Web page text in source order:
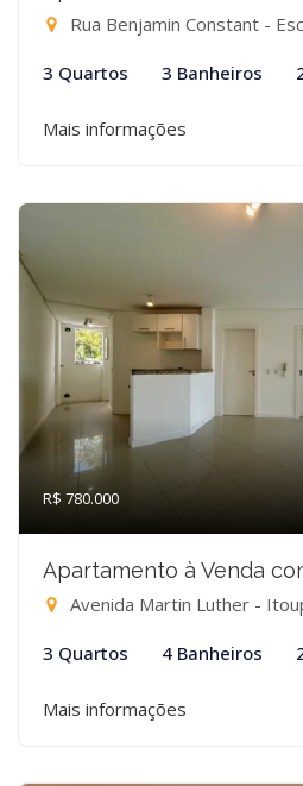
Rua Benjamin Constant -
3 Quartos 3 Banheiros
Mais informações
R$ 780.000
Apartamento à Venda
Avenida Martin Luther -
3 Quartos 4 Banheiros
Mais informações